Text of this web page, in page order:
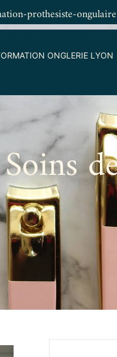
prothesiste-
ONGLERIE LYON